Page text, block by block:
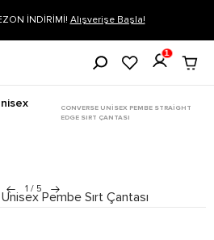
İNDİRİMİ!Alışverişe Başla!
1
CONVERSE UNISEX PEMBE STRAIGHT
EDGE SIRT ÇANTASI
1 / 5